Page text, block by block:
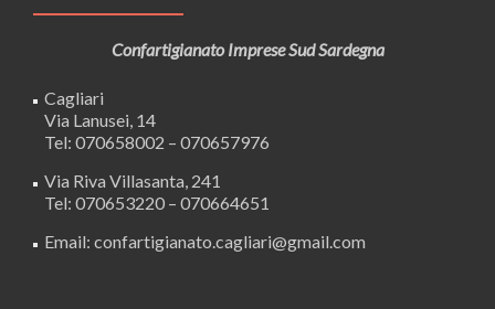
Confartigianato Imprese Sud Sardegna
Cagliari
Via Lanusei, 14
Tel: 070658002 – 070657976
Via Riva Villasanta, 241
Tel: 070653220 – 070664651
Email: confartigianato.cagliari@gmail.com